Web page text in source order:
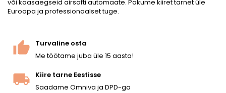
või kaasaegseid airsofti automaate. Pakume kiiret tarnet üle
Euroopa ja professionaalset tuge.
Turvaline osta
Me töötame juba üle 15 aasta!
Kiire tarne Eestisse
Saadame Omniva ja DPD-ga